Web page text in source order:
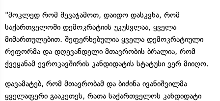
"მოკლედ რომ შევაჯამოთ, დაიდო დასკვნა, რომ
საქართველოში დემოკრატიის უკუსვლაა, ყველა
მიმართულებით. შეფერხებულია ყველა დემოკრატიული
რეფორმა და დღევანდელი მთავრობის ბრალია, რომ
ქვეყანამ ევროკავშირის კანდიდატის სტატუსი ვერ მიიღო.
დავამატებ, რომ მთავრობამ და ბიძინა ივანიშვილმა
ყველაფერი გააკეთეს, რათა საქართველოს კანდიდატი